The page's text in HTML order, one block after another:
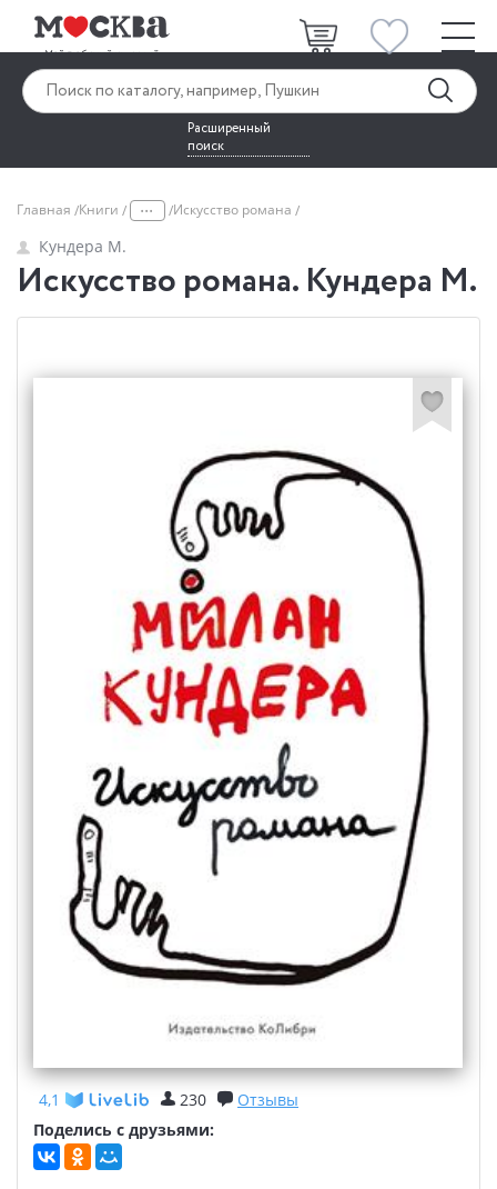
Расширенный
поиск
Главная Книги ... Искусство романа
Кундера М.
Искусство романа. Кундера М.
4,1 230
Отзывы
Поделись с друзьями: